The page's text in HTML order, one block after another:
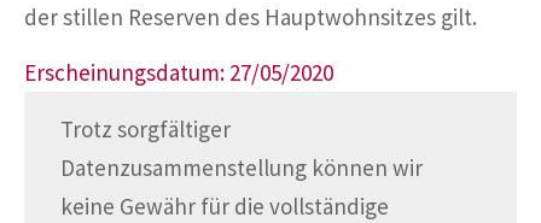
der stillen Reserven des Hauptwohnsitzes gilt.
Erscheinungsdatum: 27/05/2020
Trotz sorgfältiger
Datenzusammenstellung können wir
keine Gewähr für die vollständige